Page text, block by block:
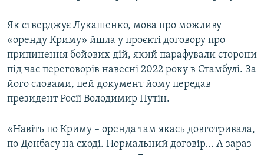
Як стверджує Лукашенко, мова про можливу
«оренду Криму» йшла у проєкті договору про
припинення бойових дій, який парафували сторони
під час переговорів навесні 2022 року в Стамбулі. За
його словами, цей документ йому передав
президент Росії Володимир Путін.
«Навіть по Криму – оренда там якась довготривала,
по Донбасу на сході. Нормальний договір... А зараз